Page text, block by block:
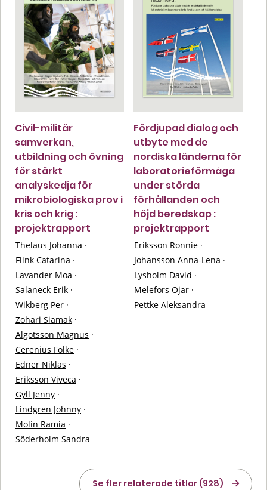
Civil-militär
samverkan,
utbildning och övning
för stärkt
analyskedja för
mikrobiologiska prov i
kris och krig :
projektrapport
Thelaus Johanna ·
Flink Catarina ·
Lavander Moa ·
Salaneck Erik ·
Wikberg Per ·
Zohari Siamak ·
Algotsson Magnus ·
Cerenius Folke ·
Edner Niklas ·
Eriksson Viveca ·
Gyll Jenny ·
Lindgren Johnny ·
Molin Ramia ·
Söderholm Sandra
Fördjupad dialog och
utbyte med de
nordiska länderna för
laboratorieförmåga
under störda
förhållanden och
höjd beredskap :
projektrapport
Eriksson Ronnie ·
Johansson Anna-Lena ·
Lysholm David ·
Melefors Öjar ·
Pettke Aleksandra
Se fler relaterade titlar (928)